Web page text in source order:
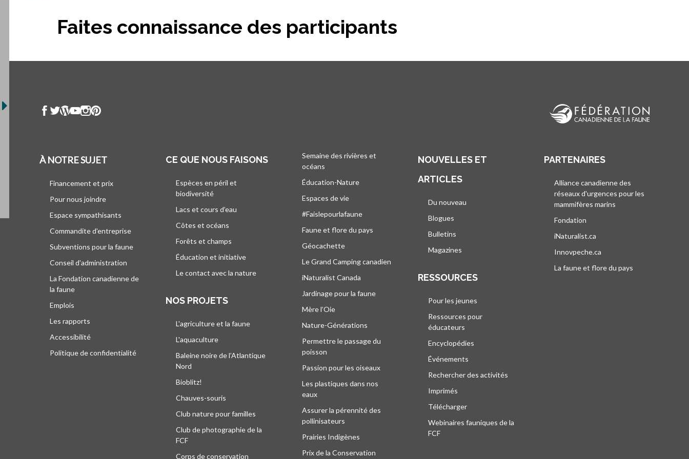
Faites connaissance des participants
À NOTRE SUJET
Financement et prix
Pour nous joindre
Espace sympathisants
Commandite d'entreprise
Subventions pour la faune
Conseil d'administration
La Fondation canadienne de
la faune
Emplois
Les rapports
Accessibilité
Politique de confidentialité
CE QUE NOUS FAISONS
Espèces en péril et
biodiversité
Lacs et cours d’eau
Côtes et océans
Forêts et champs
Éducation et initiative
Le contact avec la nature
NOS PROJETS
L'agriculture et la faune
L'aquaculture
Baleine noire de l’Atlantique
Nord
Bioblitz!
Chauves-souris
Club nature pour familles
Club de photographie de la
FCF
Corps de conservation
Semaine des rivières et
océans
Éducation-Nature
Espaces de vie
#Faislepourlafaune
Faune et flore du pays
Géocachette
Le Grand Camping canadien
iNaturalist Canada
Jardinage pour la faune
Mère l’Oie
Nature-Générations
Permettre le passage du
poisson
Passion pour les oiseaux
Les plastiques dans nos
eaux
Assurer la pérennité des
pollinisateurs
Prairies Indigènes
Prix de la Conservation
NOUVELLES ET
ARTICLES
Du nouveau
Blogues
Bulletins
Magazines
RESSOURCES
Pour les jeunes
Ressources pour
éducateurs
Encyclopédies
Événements
Rechercher des activités
Imprimés
Télécharger
Webinaires fauniques de la
FCF
PARTENAIRES
Alliance canadienne des
réseaux d'urgences pour les
mammifères marins
Fondation
iNaturalist.ca
Innovpeche.ca
La faune et flore du pays